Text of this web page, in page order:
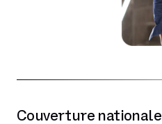
Couverture nationale